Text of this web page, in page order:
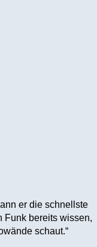
er die schnellste
Funk bereits wissen,
schaut.“